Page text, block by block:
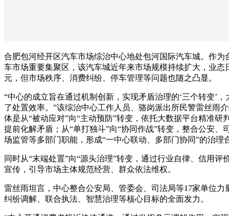
合肥包河经开区汽车市场综治中心地处包河国际汽车城。作为
车市场重要集聚区，该汽车城近年来市场规模持续扩大，业态
元，但市场秩序、消费纠纷、停车管理等问题也随之凸显。
“中心的成立旨在通过机制创新，实现矛盾治理的‘三个转变’，
了处置效率。”该综治中心工作人员、骆岗派出所民警雷丝雨
体是从“被动应对”向“主动预防”转变，依托大数据平台精准研
提前化解矛盾；从“单打独斗”向“协同作战”转变，整合公安、
场监管等多部门职能，形成“一中心联动、多部门协同”的治理
同时从“末端处置”向“源头治理”转变，通过行业自律、信用评
宣传，引导市场主体规范经营、群众依法维权。
雷丝雨坦言，中心整合公安局、管委会、司法局等17家单位力
纠纷调解、联合执法、智慧治理等核心目标的全面发力。